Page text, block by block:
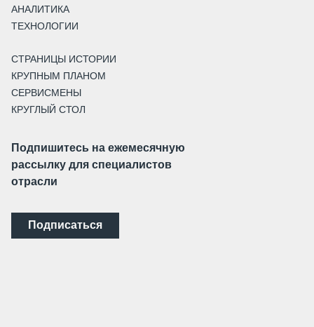
АНАЛИТИКА
ТЕХНОЛОГИИ
СТРАНИЦЫ ИСТОРИИ
КРУПНЫМ ПЛАНОМ
СЕРВИСМЕНЫ
КРУГЛЫЙ СТОЛ
Подпишитесь на ежемесячную
рассылку для специалистов
отрасли
Подписаться